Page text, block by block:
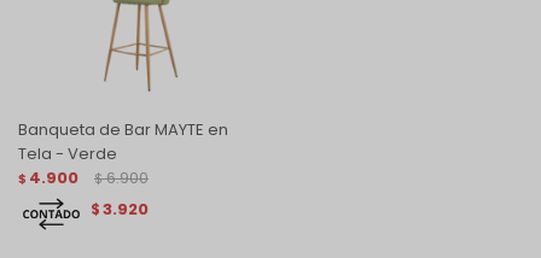
Banqueta de Bar MAYTE en
Tela - Verde
$ 4.900 $ 6.900
$3.920